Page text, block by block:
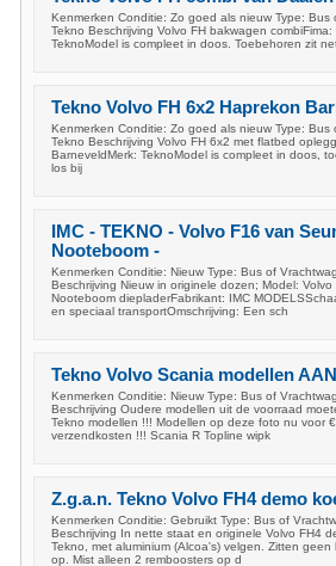
Kenmerken Conditie: Zo goed als nieuw Type: Bus
Tekno Beschrijving Volvo FH bakwagen
TeknoModel is compleet in doos. Toebehoren zit
Tekno Volvo FH 6x2 Haprekon
Kenmerken Conditie: Zo goed als nieuw Type: Bus
Tekno Beschrijving Volvo FH 6x2 met flatbed
BarneveldMerk: TeknoModel is compleet in doos,
los bij
IMC - TEKNO - Volvo F16 van
Nooteboom -
Kenmerken Conditie: Nieuw Type: Bus of
Beschrijving Nieuw in originele dozen; Model:
Nooteboom diepladerFabrikant: IMC
en speciaal transportOmschrijving: Een sch
Tekno Volvo Scania modellen
Kenmerken Conditie: Nieuw Type: Bus of
Beschrijving Oudere modellen uit de voorraad
Tekno modellen !!! Modellen op deze foto nu voor
verzendkosten !!! Scania R Topline wipk
Z.g.a.n. Tekno Volvo FH4 demo
Kenmerken Conditie: Gebruikt Type: Bus of
Beschrijving In nette staat en originele Volvo FH4
Tekno, met aluminium (Alcoa's) velgen. Zitten
op. Mist alleen 2 remboosters op d